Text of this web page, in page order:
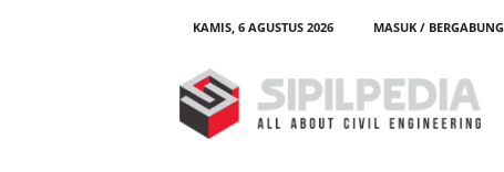
KAMIS, 6 AGUSTUS 2026
MASUK / BERGABUNG
p
i